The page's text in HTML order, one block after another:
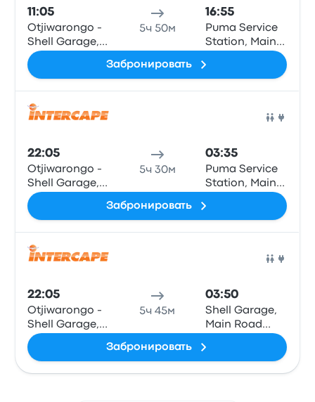
11:05
Otjiwarongo -
Shell Garage,
C/O Hage-
Geingobo and
5ч 50м
16:55
Puma Service
Station, Main
Забронировать
22:05
Otjiwarongo -
Shell Garage,
C/O Hage-
Geingobo and
5ч 30м
03:35
Puma Service
Station, Main
Забронировать
22:05
Otjiwarongo -
Shell Garage,
C/O Hage-
Geingobo and
5ч 45м
03:50
Shell Garage,
Main Road
Забронировать